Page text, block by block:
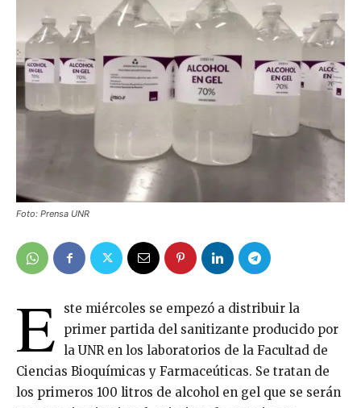
Foto: Prensa UNR
E
ste miércoles se empezó a distribuir la
primer partida del sanitizante producido por
la UNR en los laboratorios de la Facultad de
Ciencias Bioquímicas y Farmaceúticas. Se tratan de
los primeros 100 litros de alcohol en gel que se serán